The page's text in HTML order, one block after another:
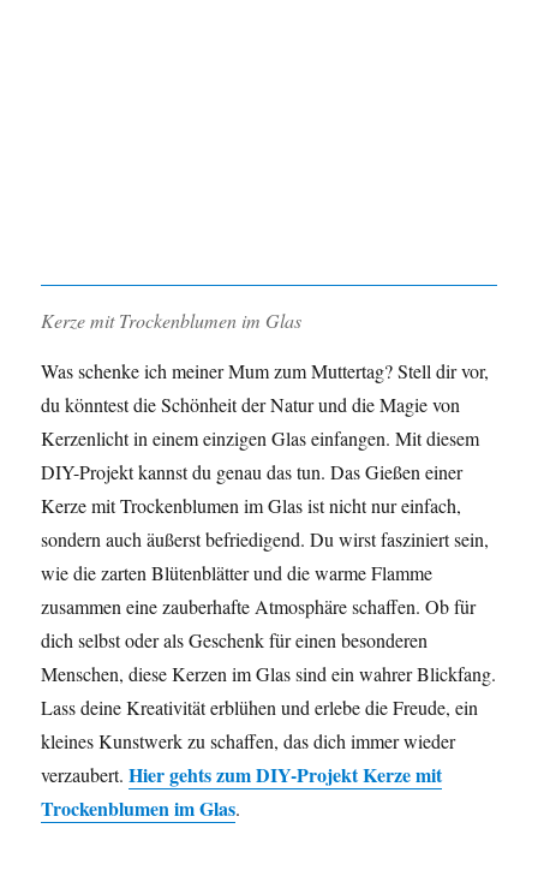
Kerze mit Trockenblumen im Glas
Was schenke ich meiner Mum zum Muttertag? Stell dir vor,
du könntest die Schönheit der Natur und die Magie von
Kerzenlicht in einem einzigen Glas einfangen. Mit diesem
DIY-Projekt kannst du genau das tun. Das Gießen einer
Kerze mit Trockenblumen im Glas ist nicht nur einfach,
sondern auch äußerst befriedigend. Du wirst fasziniert sein,
wie die zarten Blütenblätter und die warme Flamme
zusammen eine zauberhafte Atmosphäre schaffen. Ob für
dich selbst oder als Geschenk für einen besonderen
Menschen, diese Kerzen im Glas sind ein wahrer Blickfang.
Lass deine Kreativität erblühen und erlebe die Freude, ein
kleines Kunstwerk zu schaffen, das dich immer wieder
verzaubert.Hier gehts zum DIY-ProjektKerze mit
Trockenblumen im Glas.